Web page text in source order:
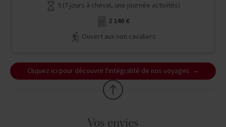
9 (7 jours à cheval, une journée activités)
2 140 €
Ouvert aux non cavaliers
Cliquez ici pour découvrir l'intégralité de nos voyages
Vos envies